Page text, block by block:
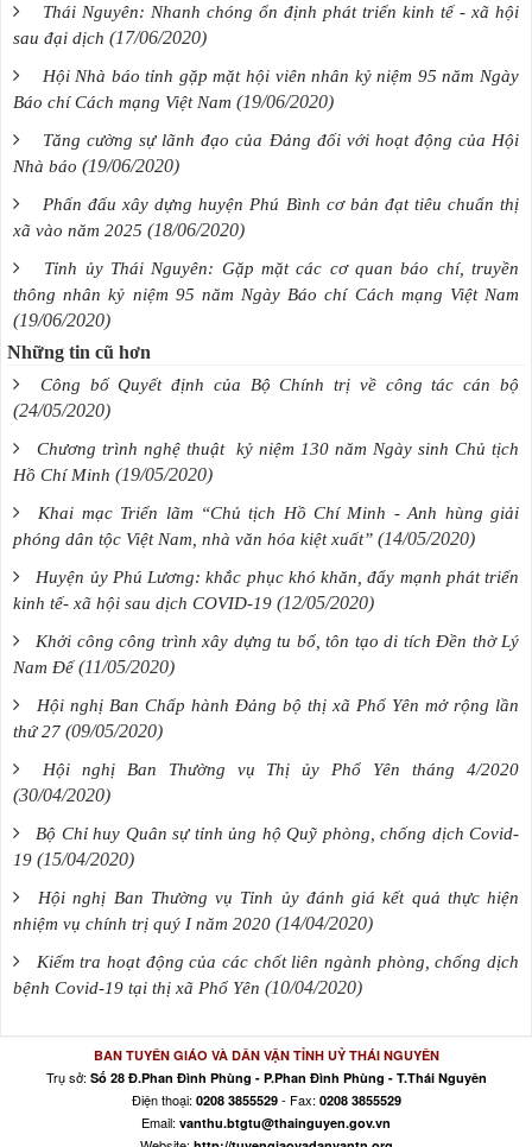
Thái Nguyên: Nhanh chóng ổn định phát triển kinh tế - xã hội
sau đại dịch (17/06/2020)
Hội Nhà báo tỉnh gặp mặt hội viên nhân kỷ niệm 95 năm Ngày
Báo chí Cách mạng Việt Nam (19/06/2020)
Tăng cường sự lãnh đạo của Đảng đối với hoạt động của Hội
Nhà báo (19/06/2020)
Phấn đấu xây dựng huyện Phú Bình cơ bản đạt tiêu chuẩn thị
xã vào năm 2025 (18/06/2020)
Tỉnh ủy Thái Nguyên: Gặp mặt các cơ quan báo chí, truyền
thông nhân kỷ niệm 95 năm Ngày Báo chí Cách mạng Việt Nam
(19/06/2020)
Những tin cũ hơn
Công bố Quyết định của Bộ Chính trị về công tác cán bộ
(24/05/2020)
Chương trình nghệ thuật kỷ niệm 130 năm Ngày sinh Chủ tịch
Hồ Chí Minh (19/05/2020)
Khai mạc Triển lãm “Chủ tịch Hồ Chí Minh - Anh hùng giải
phóng dân tộc Việt Nam, nhà văn hóa kiệt xuất” (14/05/2020)
Huyện ủy Phú Lương: khắc phục khó khăn, đẩy mạnh phát triển
kinh tế- xã hội sau dịch COVID-19 (12/05/2020)
Khởi công công trình xây dựng tu bổ, tôn tạo di tích Đền thờ Lý
Nam Đế (11/05/2020)
Hội nghị Ban Chấp hành Đảng bộ thị xã Phổ Yên mở rộng lần
thứ 27 (09/05/2020)
Hội nghị Ban Thường vụ Thị ủy Phổ Yên tháng 4/2020
(30/04/2020)
Bộ Chỉ huy Quân sự tỉnh ủng hộ Quỹ phòng, chống dịch Covid-
19 (15/04/2020)
Hội nghị Ban Thường vụ Tỉnh ủy đánh giá kết quả thực hiện
nhiệm vụ chính trị quý I năm 2020 (14/04/2020)
Kiểm tra hoạt động của các chốt liên ngành phòng, chống dịch
bệnh Covid-19 tại thị xã Phổ Yên (10/04/2020)
BAN TUYÊN GIÁO VÀ DÂN VẬN TỈNH UỶ THÁI NGUYÊN
Trụ sở: Số 28 Đ.Phan Đình Phùng - P.Phan Đình Phùng - T.Thái Nguyên
Điện thoại: 0208 3855529- Fax: 0208 3855529
Email: vanthu.btgtu@thainguyen.gov.vn